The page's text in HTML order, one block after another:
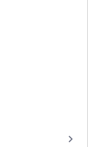
keyboard_arrow_right